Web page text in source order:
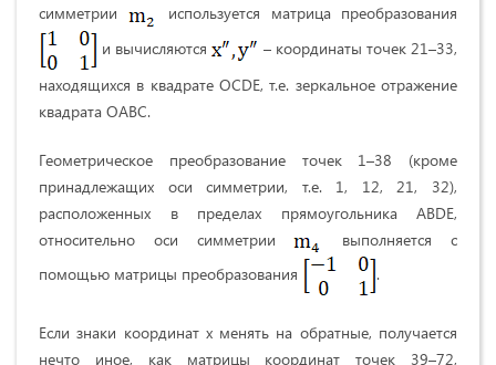
симметрии
используется матрица преобразования
и вычисляются
– координаты точек 21–33,
находящихся в квадрате OCDE, т.е. зеркальное отражение
квадрата ОАВС.
Геометрическое преобразование точек 1–38 (кроме
принадлежащих оси симметрии, т.е. 1, 12, 21, 32),
расположенных в пределах прямоугольника ABDE,
относительно оси симметрии
выполняется с
помощью матрицы преобразования
.
Если знаки координат х менять на обратные, получается
нечто иное, как матрицы координат точек 39–72,